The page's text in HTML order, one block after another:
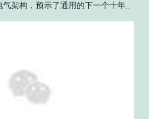
气架构，预示了通用的下一个十年_